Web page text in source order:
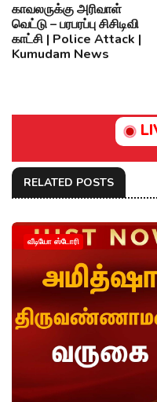
காவலருக்கு அரிவாள்
வெட்டு – பரபரப்பு சிசிடிவி
காட்சி | Police Attack |
Kumudam News
RELATED POSTS
வீடியோ ஸ்டோரி